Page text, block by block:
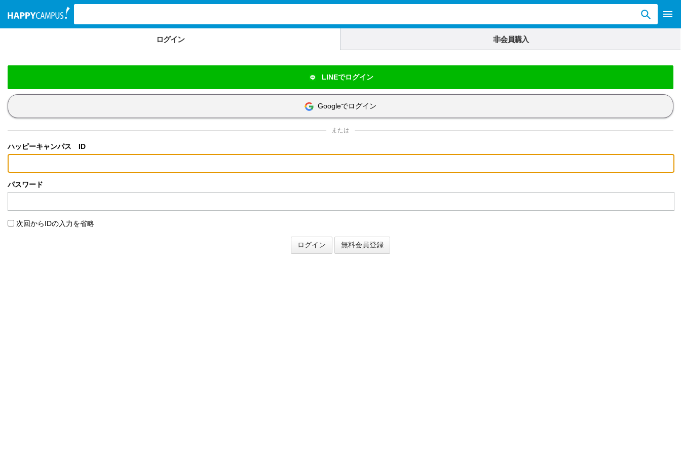
ログイン 非会員購入
LINEでログイン
Googleでログイン
または
ハッピーキャンパス ID
パスワード
次回からIDの入力を省略
ログイン 無料会員登録